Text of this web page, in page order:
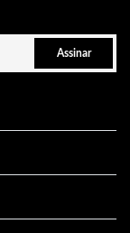
Assinar